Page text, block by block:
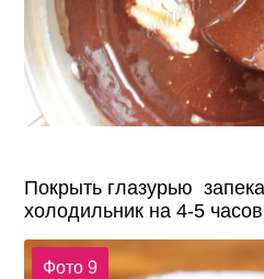
Покрыть глазурью
холодильник на 4-5
Фото 9